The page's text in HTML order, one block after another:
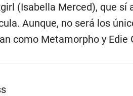
(Isabella Merced), que sí
Aunque, no será los
como Metamorpho y Edie